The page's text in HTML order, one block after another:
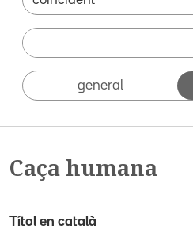
general
Caça humana
Títol en català